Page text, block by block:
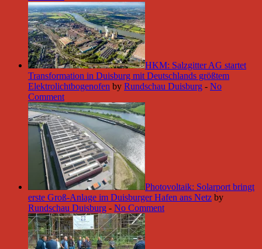
HKM: Salzgitter AG startet
Transformation in Duisburg mit Deutschlands größtem
Elektrolichtbogenofen by Rundschau Duisburg - No
Comment
Photovoltaik: Solarport bringt
erste Groß-Anlage im Duisburger Hafen ans Netz by
Rundschau Duisburg - No Comment